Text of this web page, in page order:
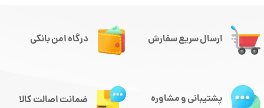
ارسال سریع سفارش درگاه امن بانکی
پشتیبانی و مشاوره ضمانت اصالت کالا